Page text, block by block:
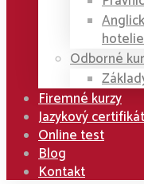
Odborné
Firemné kurzy
Jazykový certifikát
Online test
Blog
Kontakt